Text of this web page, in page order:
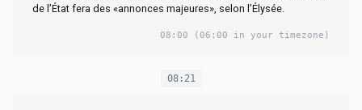
de l’État fera des «annonces majeures», selon l’Élysée.
08:00 (06:00 in your timezone)
08:21